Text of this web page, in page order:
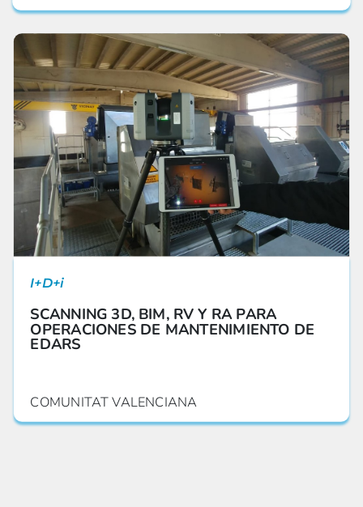
I+D+i
SCANNING 3D, BIM, RV Y RA PARA
OPERACIONES DE MANTENIMIENTO DE
EDARS
COMUNITAT VALENCIANA